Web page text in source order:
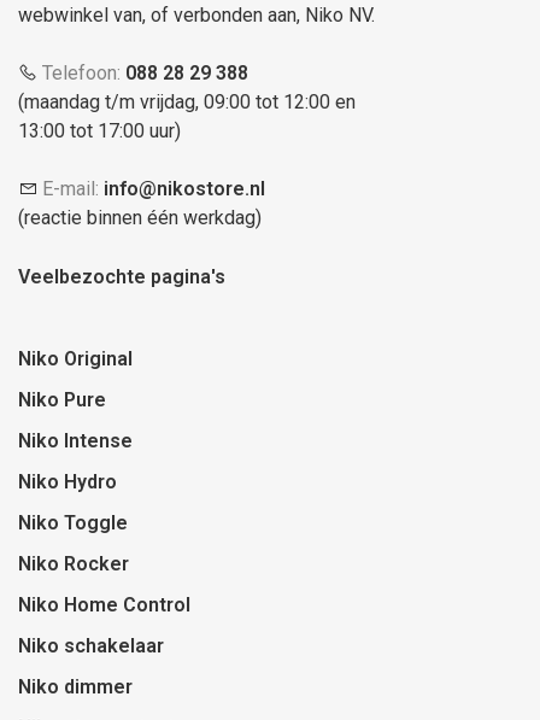
webwinkel van, of verbonden aan, Niko NV.
Telefoon: 088 28 29 388
(maandag t/m vrijdag, 09:00 tot 12:00 en
13:00 tot 17:00 uur)
E-mail: info@nikostore.nl
(reactie binnen één werkdag)
Veelbezochte pagina's
Niko Original
Niko Pure
Niko Intense
Niko Hydro
Niko Toggle
Niko Rocker
Niko Home Control
Niko schakelaar
Niko dimmer